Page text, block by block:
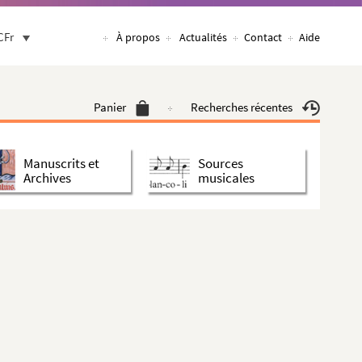
À propos Actualités Contact Aide
Panier Recherches récentes
Manuscrits et
Archives
Sources
musicales